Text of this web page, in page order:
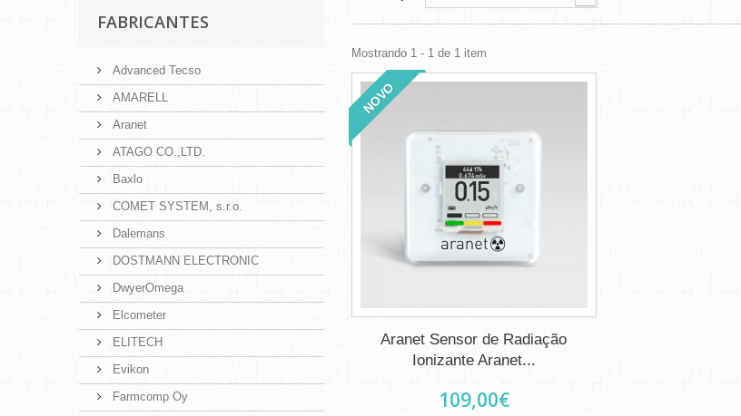
FABRICANTES
Advanced Tecso
AMARELL
Aranet
ATAGO CO.,LTD.
Baxlo
COMET SYSTEM, s.r.o.
Dalemans
DOSTMANN ELECTRONIC
DwyerOmega
Elcometer
ELITECH
Evikon
Farmcomp Oy
Mostrando 1 - 1 de 1 item
NOVO
Aranet Sensor de Radiação
Ionizante Aranet...
109,00€